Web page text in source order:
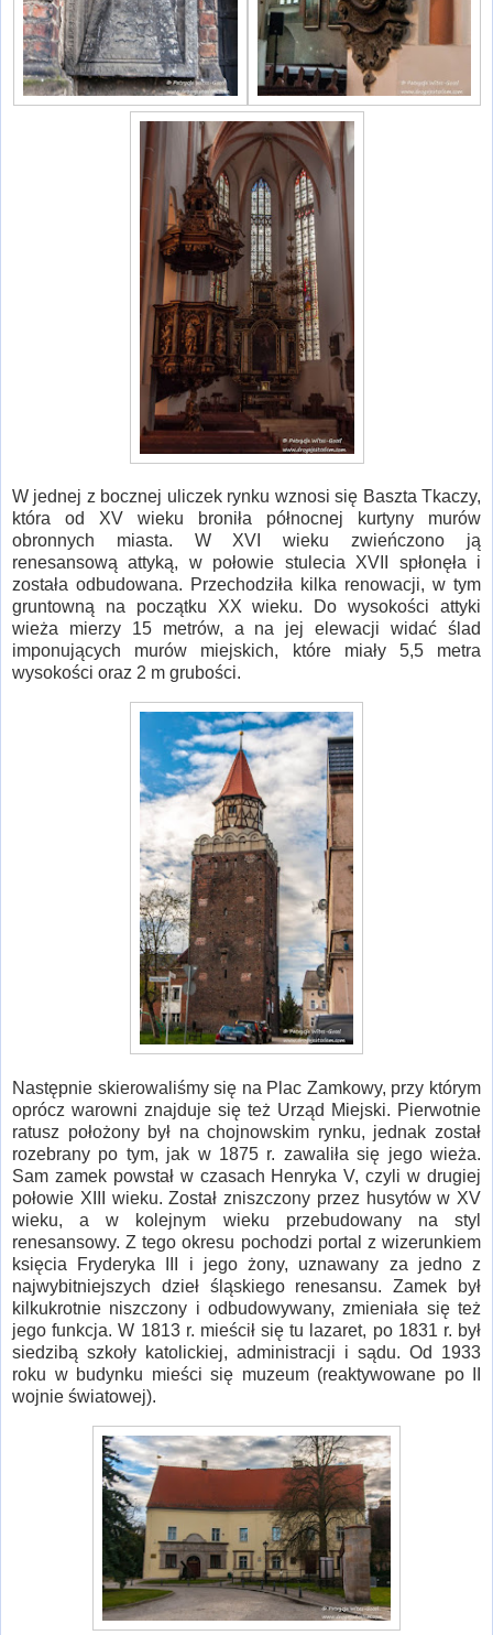
W jednej z bocznej uliczek rynku wznosi się Baszta Tkaczy,
która od XV wieku broniła północnej kurtyny murów
obronnych miasta. W XVI wieku zwieńczono ją
renesansową attyką, w połowie stulecia XVII spłonęła i
została odbudowana. Przechodziła kilka renowacji, w tym
gruntowną na początku XX wieku. Do wysokości attyki
wieża mierzy 15 metrów, a na jej elewacji widać ślad
imponujących murów miejskich, które miały 5,5 metra
wysokości oraz 2 m grubości.
Następnie skierowaliśmy się na Plac Zamkowy, przy którym
oprócz warowni znajduje się też Urząd Miejski. Pierwotnie
ratusz położony był na chojnowskim rynku, jednak został
rozebrany po tym, jak w 1875 r. zawaliła się jego wieża.
Sam zamek powstał w czasach Henryka V, czyli w drugiej
połowie XIII wieku. Został zniszczony przez husytów w XV
wieku, a w kolejnym wieku przebudowany na styl
renesansowy. Z tego okresu pochodzi portal z wizerunkiem
księcia Fryderyka III i jego żony, uznawany za jedno z
najwybitniejszych dzieł śląskiego renesansu. Zamek był
kilkukrotnie niszczony i odbudowywany, zmieniała się też
jego funkcja. W 1813 r. mieścił się tu lazaret, po 1831 r. był
siedzibą szkoły katolickiej, administracji i sądu. Od 1933
roku w budynku mieści się muzeum (reaktywowane po II
wojnie światowej).